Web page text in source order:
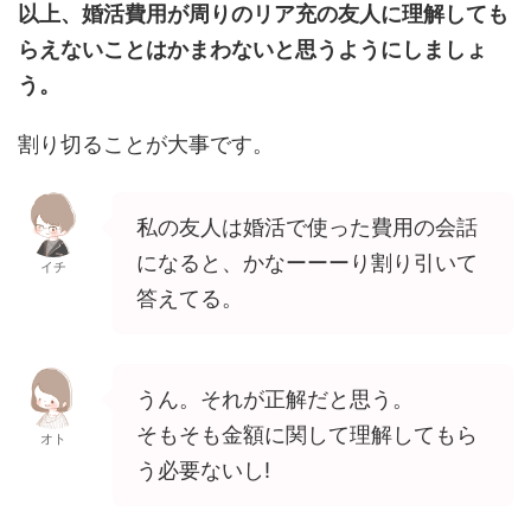
以上、婚活費用が周りのリア充の友人に理解しても
らえないことはかまわないと思うようにしましょ
う。
割り切ることが大事です。
イチ
私の友人は婚活で使った費用の会話
になると、かなーーーり割り引いて
答えてる。
オト
うん。それが正解だと思う。
そもそも金額に関して理解してもら
う必要ないし!